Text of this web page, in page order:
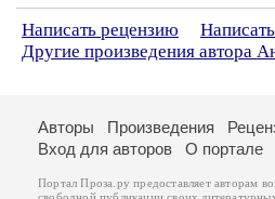
Написать рецензию
Другие произведения автора
Авторы Произведения
Вход для авторов
О портале
Портал Проза.ру предоставляет авторам